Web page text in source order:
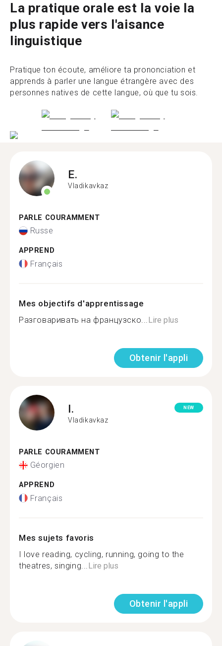
La pratique orale est la voie la
plus rapide vers l'aisance
linguistique
Pratique ton écoute, améliore ta prononciation et
apprends à parler une langue étrangère avec des
personnes natives de cette langue, où que tu sois.
E.
Vladikavkaz
PARLE COURAMMENT
Russe
APPREND
Français
Mes objectifs d'apprentissage
Разговаривать на французско... Lire plus
Obtenir l'appli
I.
Vladikavkaz
NEW
PARLE COURAMMENT
Géorgien
APPREND
Français
Mes sujets favoris
I love reading, cycling, running, going to the
theatres, singing... Lire plus
Obtenir l'appli